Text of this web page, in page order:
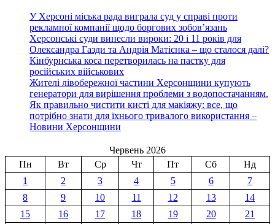
У Херсоні міська рада виграла суд у справі проти
рекламної компанії щодо боргових зобов’язань
Херсонські суди винесли вироки: 20 і 11 років для
Олександра Газди та Андрія Матієнка – що сталося далі?
Кінбурнська коса перетворилась на пастку для
російських військових
Жителі лівобережної частини Херсонщини купують
генератори для вирішення проблеми з водопостачанням.
Як правильно чистити кисті для макіяжу: все, що
потрібно знати для їхнього тривалого використання –
Новини Херсонщини
Червень 2026
Пн
Вт Ср Чт Пт Сб
Нд
1
2 3 4 5 6
7
8
9 10 11 12 13
14
15
16 17 18 19 20
21